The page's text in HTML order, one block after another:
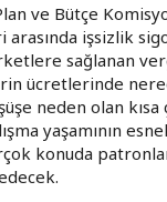
ve Bütçe
işsizlik
sağlanan
ücretlerinde
neden olan kısa
yaşamının
konuda